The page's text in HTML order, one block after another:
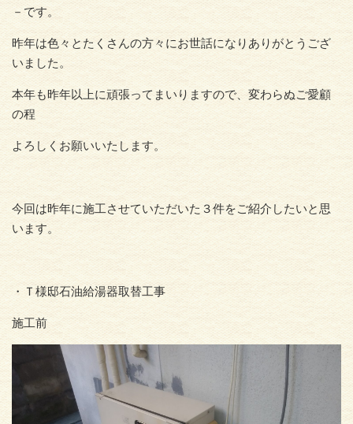
－です。
昨年は色々とたくさんの方々にお世話になりありがとうござ
いました。
本年も昨年以上に頑張ってまいりますので、変わらぬご愛顧
の程
よろしくお願いいたします。
今回は昨年に施工させていただいた３件をご紹介したいと思
います。
・Ｔ様邸石油給湯器取替工事
施工前